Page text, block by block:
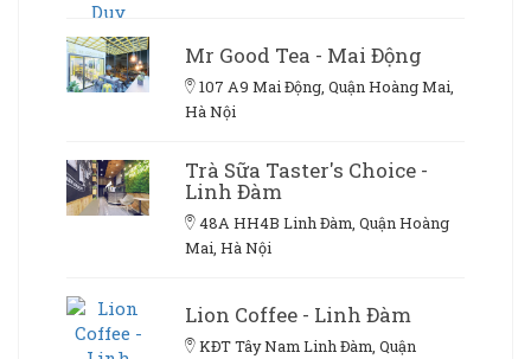
Mr Good Tea - Mai Động
107 A9 Mai Động, Quận Hoàng Mai,
Hà Nội
Trà Sữa Taster's Choice -
Linh Đàm
48A HH4B Linh Đàm, Quận Hoàng
Mai, Hà Nội
Lion Coffee - Linh Đàm
KĐT Tây Nam Linh Đàm, Quận